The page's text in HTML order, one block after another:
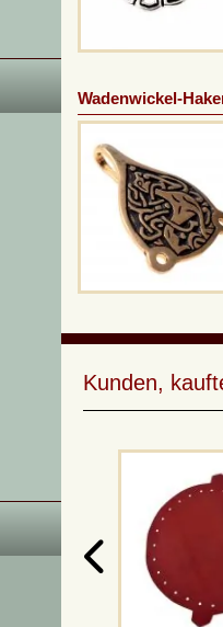
Wadenwickel-
Kunden,